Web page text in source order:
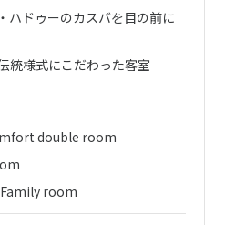
ハドゥーのカスバを目の前に
統様式にこだわった客室
double room
Family room